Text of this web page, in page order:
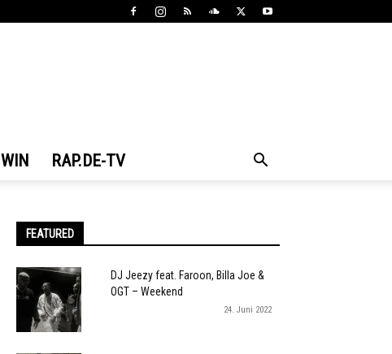
WIN RAP.DE-TV
FEATURED
DJ Jeezy feat. Faroon, Billa Joe &
OGT – Weekend
24. Juni 2022